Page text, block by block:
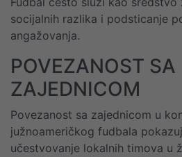
socijalnih razlika i podsticanje
angažovanja.
POVEZANOST SA
ZAJEDNICOM
Povezanost sa zajednicom u
južnoameričkog fudbala
učestvovanje lokalnih timova u